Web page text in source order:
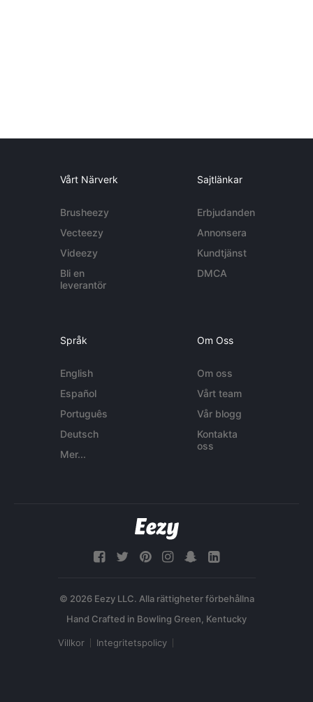
Vårt Närverk
Brusheezy
Vecteezy
Videezy
Bli en
leverantör
Sajtlänkar
Erbjudanden
Annonsera
Kundtjänst
DMCA
Språk
English
Español
Português
Deutsch
Mer...
Om Oss
Om oss
Vårt team
Vår blogg
Kontakta
oss
© 2026 Eezy LLC. Alla rättigheter förbehållna
Villkor Integritetspolicy